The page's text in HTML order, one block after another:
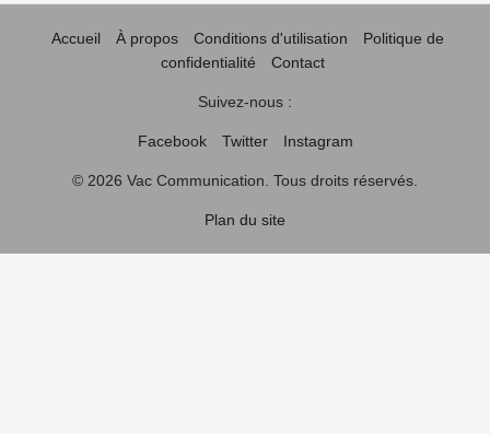
Accueil À propos Conditions d'utilisation
Politique de
confidentialité
Contact
Suivez-nous :
Facebook Twitter Instagram
© 2026 Vac Communication. Tous droits réservés.
Plan du site